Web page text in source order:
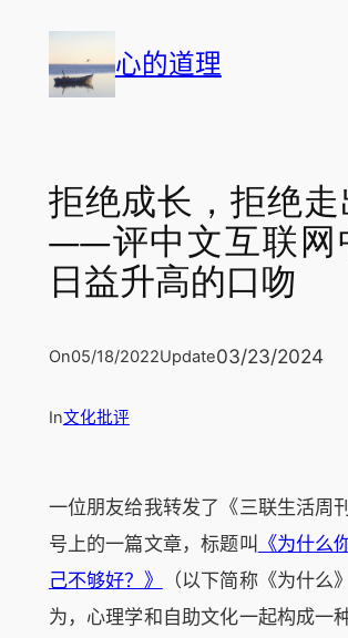
心的道理
拒绝成长，拒绝
——评中文互联网
日益升高的口吻
On05/18/2022Update03/23/2024
In文化批评
一位朋友给我转发了《三联生活周
号上的一篇文章，标题叫 《为什么
己不够好？》
（以下简称《为什么
为，心理学和自助文化一起构成一